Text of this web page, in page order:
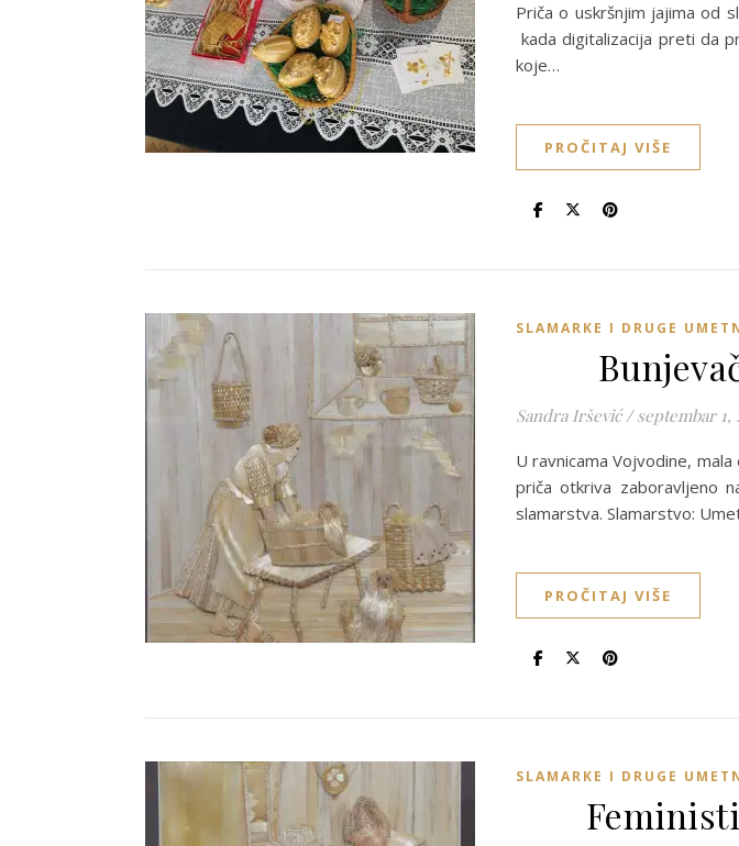
Priča o uskršnjim jajima od
kada digitalizacija preti da
koje…
PROČITAJ VIŠE
SLAMARKE I DRUGE
Sandra Iršević / septembar 1,
U ravnicama Vojvodine,
priča otkriva zaboravljeno
slamarstva. Slamarstvo:
PROČITAJ VIŠE
SLAMARKE I DRUGE